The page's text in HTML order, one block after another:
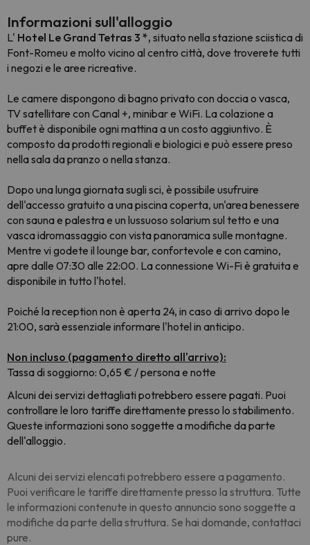
Informazioni sull'alloggio
L' Hotel Le Grand Tetras 3 *, situato nella stazione sciistica di
Font-Romeu e molto vicino al centro città, dove troverete tutti
i negozi e le aree ricreative.
Le camere dispongono di bagno privato con doccia o vasca,
TV satellitare con Canal +, minibar e WiFi. La colazione a
buffet è disponibile ogni mattina a un costo aggiuntivo. È
composto da prodotti regionali e biologici e può essere preso
nella sala da pranzo o nella stanza.
Dopo una lunga giornata sugli sci, è possibile usufruire
dell'accesso gratuito a una piscina coperta, un'area benessere
con sauna e palestra e un lussuoso solarium sul tetto e una
vasca idromassaggio con vista panoramica sulle montagne.
Mentre vi godete il lounge bar, confortevole e con camino,
apre dalle 07:30 alle 22:00. La connessione Wi-Fi è gratuita e
disponibile in tutto l'hotel.
Poiché la reception non è aperta 24, in caso di arrivo dopo le
21:00, sarà essenziale informare l'hotel in anticipo.
Non incluso (pagamento diretto all'arrivo):
Tassa di soggiorno: 0,65 € / persona e notte
Alcuni dei servizi dettagliati potrebbero essere pagati. Puoi
controllare le loro tariffe direttamente presso lo stabilimento.
Queste informazioni sono soggette a modifiche da parte
dell'alloggio.
Alcuni dei servizi elencati potrebbero essere a pagamento.
Puoi verificare le tariffe direttamente presso la struttura. Tutte
le informazioni contenute in questo annuncio sono soggette a
modifiche da parte della struttura. Se hai domande, contattaci
pure.